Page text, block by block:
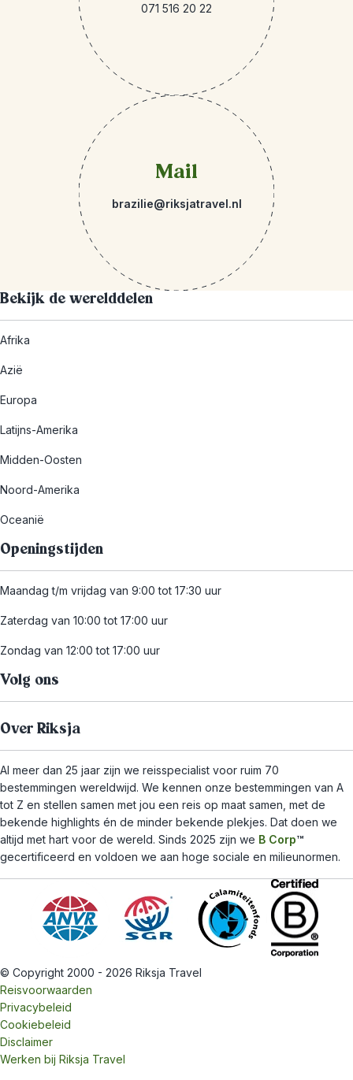
071 516 20 22
Mail
brazilie@riksjatravel.nl
Bekijk de werelddelen
Afrika
Azië
Europa
Latijns-Amerika
Midden-Oosten
Noord-Amerika
Oceanië
Openingstijden
Maandag t/m vrijdag van 9:00 tot 17:30 uur
Zaterdag van 10:00 tot 17:00 uur
Zondag van 12:00 tot 17:00 uur
Volg ons
Over Riksja
Al meer dan 25 jaar zijn we reisspecialist voor ruim 70
bestemmingen wereldwijd. We kennen onze bestemmingen van A
tot Z en stellen samen met jou een reis op maat samen, met de
bekende highlights én de minder bekende plekjes. Dat doen we
altijd met hart voor de wereld. Sinds 2025 zijn we B Corp™
gecertificeerd en voldoen we aan hoge sociale en milieunormen.
© Copyright 2000 - 2026 Riksja Travel
Reisvoorwaarden
Privacybeleid
Cookiebeleid
Disclaimer
Werken bij Riksja Travel